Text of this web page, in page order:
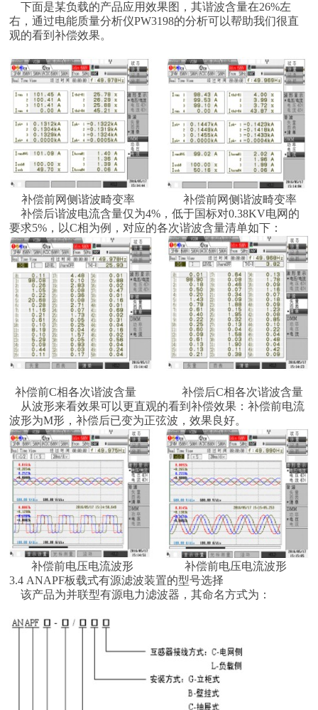
下面是某负载的产品应用效果图，其谐波含量在26%左
右，通过电能质量分析仪PW3198的分析可以帮助我们很直
观的看到补偿效果。
补偿前网侧谐波畸变率 补偿前网侧谐波畸变率
补偿后谐波电流含量仅为4%，低于国标对0.38KV电网的
要求5%，以C相为例，对应的各次谐波含量清单如下：
补偿前C相各次谐波含量 补偿后C相各次谐波含量
从波形来看效果可以更直观的看到补偿效果：补偿前电流
波形为M形，补偿后已变为正弦波，效果良好。
补偿前电压电流波形 补偿前电压电流波形
3.4 ANAPF板载式有源滤波装置的型号选择
该产品为并联型有源电力滤波器，其命名方式为：